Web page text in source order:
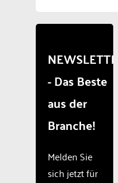
due to
that
are
not
disclosed
to the
The
owner
needs
to
- Das Beste
aus der
Branche!
Melden Sie
sich jetzt für